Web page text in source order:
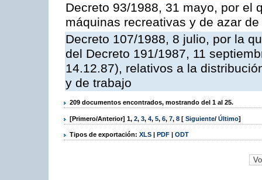
Decreto 93/1988, 31 mayo, por el
máquinas recreativas y de azar
Decreto 107/1988, 8 julio, por la
del Decreto 191/1987, 11
14.12.87), relativos a la
y de trabajo
209 documentos encontrados, mostrando del 1 al 25.
[Primero/Anterior] 1, 2, 3, 4, 5, 6, 7, 8 [ Siguiente/ Último]
Tipos de exportación: XLS | PDF | ODT